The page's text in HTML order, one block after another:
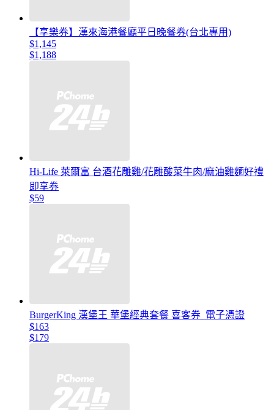
【享樂券】漢來海港餐廳平日晚餐券(台北專用)
$1,145
$1,188
Hi-Life 萊爾富 台酒花雕雞/花雕酸菜牛肉/麻油雞麵好禮
即享券
$59
BurgerKing 漢堡王 華堡經典套餐 喜客券_電子憑證
$163
$179